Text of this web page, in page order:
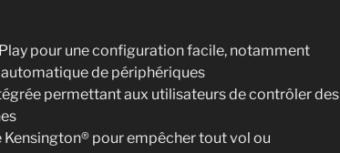
pour une configuration facile, notamment
de périphériques
permettant aux utilisateurs de contrôler des
Kensington® pour empêcher tout vol ou